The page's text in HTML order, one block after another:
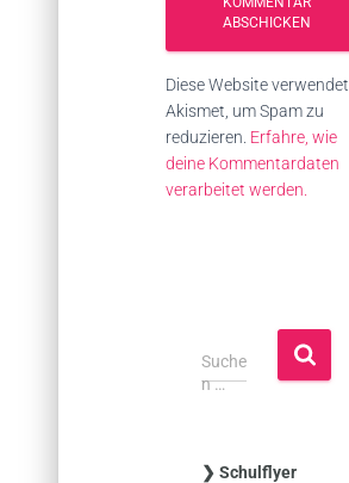
Diese Website verwendet
Akismet, um Spam zu
reduzieren. Erfahre, wie
deine Kommentardaten
verarbeitet werden.
S
u
Suche
n …
❯ Schulflyer